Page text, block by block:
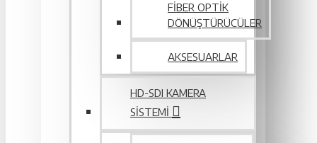
FIBER OPTIK
DÖNÜŞTÜRÜCÜLER
AKSESUARLAR
HD-SDI KAMERA
SISTEMI